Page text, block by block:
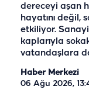
dereceyi aşan
hayatını değil,
etkiliyor. Sanayi
kaplarıyla
vatandaşlara
Haber Merkezi
06 Ağu 2026,